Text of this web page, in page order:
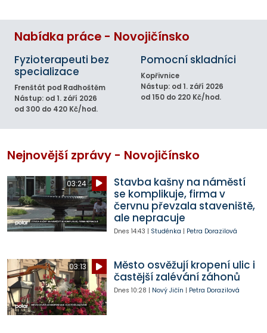
Nabídka práce - Novojičínsko
Fyzioterapeuti bez
specializace
Frenštát pod Radhoštěm
Nástup: od 1. září 2026
od 300 do 420 Kč/hod.
Pomocní skladníci
Kopřivnice
Nástup: od 1. září 2026
od 150 do 220 Kč/hod.
Nejnovější zprávy - Novojičínsko
03:24
Stavba kašny na náměstí
se komplikuje, firma v
červnu převzala staveniště,
ale nepracuje
Dnes 14:43 | Studénka | Petra Dorazilová
03:13
Město osvěžují kropení ulic i
častější zalévání záhonů
Dnes 10:28 | Nový Jičín | Petra Dorazilová